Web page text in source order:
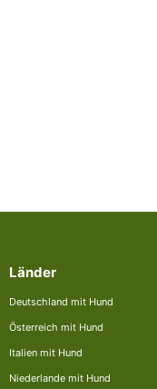
Länder
Deutschland mit Hund
Österreich mit Hund
Italien mit Hund
Niederlande mit Hund